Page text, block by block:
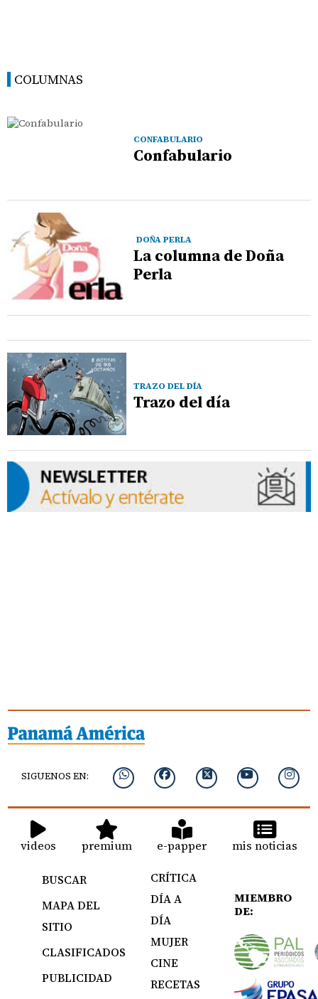
COLUMNAS
CONFABULARIO
Confabulario
DOÑA PERLA
La columna de Doña
Perla
TRAZO DEL DÍA
Trazo del día
SIGUENOS EN:
videos premium e-papper mis noticias
BUSCAR
MAPA DEL
SITIO
CLASIFICADOS
PUBLICIDAD
CRÍTICA
DÍA A
DÍA
MUJER
CINE
RECETAS
MIEMBRO
DE: